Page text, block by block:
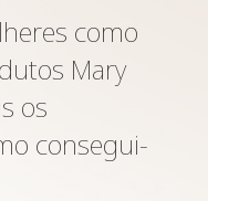
como
Mary
os
consegui-